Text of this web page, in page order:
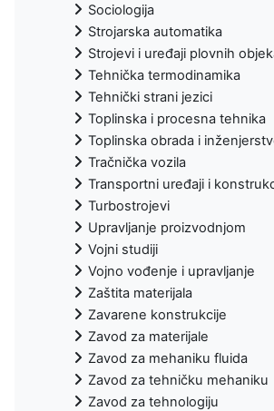
Sociologija
Strojarska automatika
Strojevi i uređaji plovnih
Tehnička termodinamika
Tehnički strani jezici
Toplinska i procesna tehnika
Toplinska obrada i
Tračnička vozila
Transportni uređaji i
Turbostrojevi
Upravljanje proizvodnjom
Vojni studiji
Vojno vođenje i upravljanje
Zaštita materijala
Zavarene konstrukcije
Zavod za materijale
Zavod za mehaniku fluida
Zavod za tehničku mehaniku
Zavod za tehnologiju